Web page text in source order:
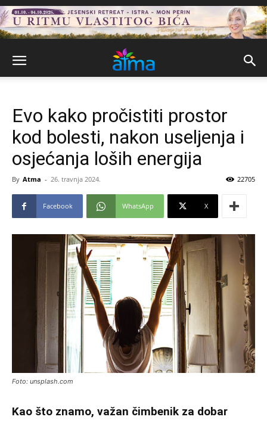
Evo kako pročistiti prostor
kod bolesti, nakon useljenja i
osjećanja loših energija
By Atma - 26. travnja 2024. 22705
Facebook WhatsApp X
Foto: unsplash.com
Kao što znamo, važan čimbenik za dobar